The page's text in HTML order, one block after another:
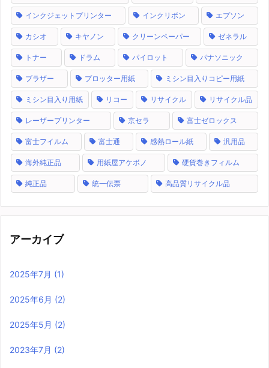
インクジェットプリンター インクリボン エプソン
カシオ キヤノン クリーンペーパー ゼネラル
トナー ドラム パイロット パナソニック
ブラザー プロッター用紙 ミシン目入りコピー用紙
ミシン目入り用紙 リコー リサイクル リサイクル品
レーザープリンター 京セラ 富士ゼロックス
富士フイルム 富士通 感熱ロール紙 汎用品
海外純正品 用紙屋アケボノ 硬貨巻きフィルム
純正品 統一伝票 高品質リサイクル品
アーカイブ
2025年7月 (1)
2025年6月 (2)
2025年5月 (2)
2023年7月 (2)